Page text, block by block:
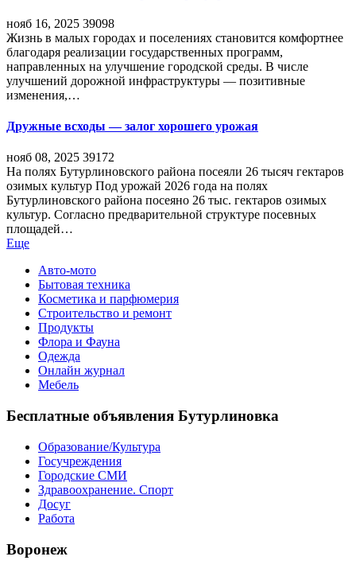
нояб 16, 2025 39098
Жизнь в малых городах и поселениях становится комфортнее
благодаря реализации государственных программ,
направленных на улучшение городской среды. В числе
улучшений дорожной инфраструктуры — позитивные
изменения,…
Дружные всходы — залог хорошего урожая
нояб 08, 2025 39172
На полях Бутурлиновского района посеяли 26 тысяч гектаров
озимых культур Под урожай 2026 года на полях
Бутурлиновского района посеяно 26 тыс. гектаров озимых
культур. Согласно предварительной структуре посевных
площадей…
Еще
Авто-мото
Бытовая техника
Косметика и парфюмерия
Строительство и ремонт
Продукты
Флора и Фауна
Одежда
Онлайн журнал
Мебель
Бесплатные объявления Бутурлиновка
Образование/Культура
Госучреждения
Городские СМИ
Здравоохранение. Спорт
Досуг
Работа
Воронеж